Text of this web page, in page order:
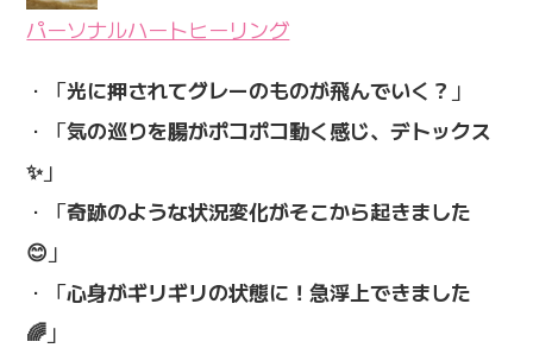
パーソナルハートヒーリング
・「光に押されてグレーのものが飛んでいく？ 」
・「気の巡りを腸がポコポコ動く感じ、デトックス
✨ 」
・「奇跡のような状況変化がそこから起きました
😊 」
・「心身がギリギリの状態に！急浮上できました
🌈 」